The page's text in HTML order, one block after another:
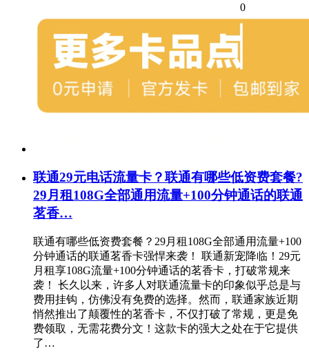
0
联通29元电话流量卡？联通有哪些低资费套餐?
29月租108G全部通用流量+100分钟通话的联通
茗香…
联通有哪些低资费套餐？29月租108G全部通用流量+100
分钟通话的联通茗香卡强悍来袭！ 联通新宠降临！29元
月租享108G流量+100分钟通话的茗香卡，打破常规来
袭！ 长久以来，许多人对联通流量卡的印象似乎总是与
费用挂钩，仿佛没有免费的选择。然而，联通家族近期
悄然推出了颠覆性的茗香卡，不仅打破了常规，更是免
费领取，无需花费分文！这款卡的强大之处在于它提供
了…